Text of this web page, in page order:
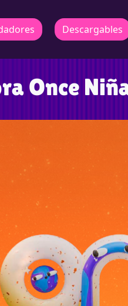
Descargables
Once